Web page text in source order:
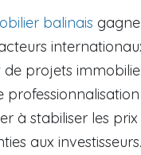
balinais
projets
à stabiliser les
aux